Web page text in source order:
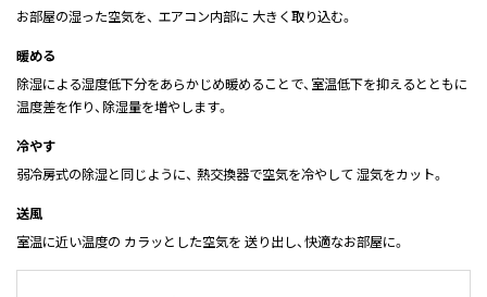
お部屋の湿った空気を、 エアコン内部に 大きく取り込む。
暖める
除湿による湿度低下分をあらかじめ暖めることで、室温低下を抑えるとともに
温度差を作り、除湿量を増やします。
冷やす
弱冷房式の除湿と同じように、 熱交換器で空気を冷やして 湿気をカット。
送風
室温に近い温度の カラッとした空気を 送り出し、快適なお部屋に。